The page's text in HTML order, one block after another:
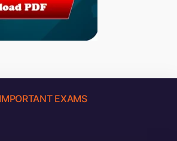
IMPORTANT EXAMS